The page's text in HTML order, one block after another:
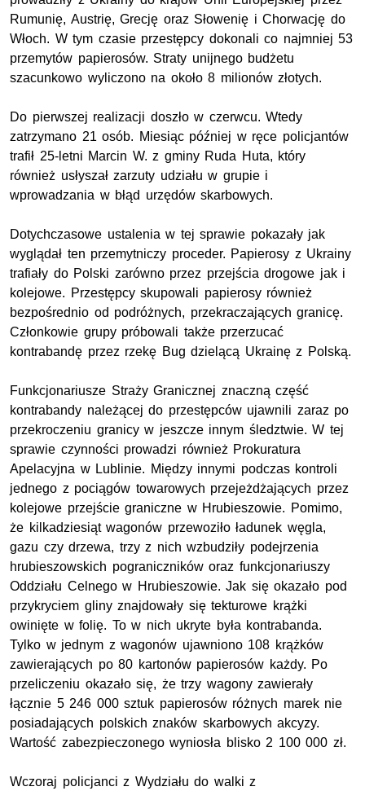
Rumunię, Austrię, Grecję oraz Słowenię i Chorwację do
Włoch. W tym czasie przestępcy dokonali co najmniej 53
przemytów papierosów. Straty unijnego budżetu
szacunkowo wyliczono na około 8 milionów złotych.
Do pierwszej realizacji doszło w czerwcu. Wtedy
zatrzymano 21 osób. Miesiąc później w ręce policjantów
trafił 25-letni Marcin W. z gminy Ruda Huta, który
również usłyszał zarzuty udziału w grupie i
wprowadzania w błąd urzędów skarbowych.
Dotychczasowe ustalenia w tej sprawie pokazały jak
wyglądał ten przemytniczy proceder. Papierosy z Ukrainy
trafiały do Polski zarówno przez przejścia drogowe jak i
kolejowe. Przestępcy skupowali papierosy również
bezpośrednio od podróżnych, przekraczających granicę.
Członkowie grupy próbowali także przerzucać
kontrabandę przez rzekę Bug dzielącą Ukrainę z Polską.
Funkcjonariusze Straży Granicznej znaczną część
kontrabandy należącej do przestępców ujawnili zaraz po
przekroczeniu granicy w jeszcze innym śledztwie. W tej
sprawie czynności prowadzi również Prokuratura
Apelacyjna w Lublinie. Między innymi podczas kontroli
jednego z pociągów towarowych przejeżdżających przez
kolejowe przejście graniczne w Hrubieszowie. Pomimo,
że kilkadziesiąt wagonów przewoziło ładunek węgla,
gazu czy drzewa, trzy z nich wzbudziły podejrzenia
hrubieszowskich pograniczników oraz funkcjonariuszy
Oddziału Celnego w Hrubieszowie. Jak się okazało pod
przykryciem gliny znajdowały się tekturowe krążki
owinięte w folię. To w nich ukryte była kontrabanda.
Tylko w jednym z wagonów ujawniono 108 krążków
zawierających po 80 kartonów papierosów każdy. Po
przeliczeniu okazało się, że trzy wagony zawierały
łącznie 5 246 000 sztuk papierosów różnych marek nie
posiadających polskich znaków skarbowych akcyzy.
Wartość zabezpieczonego wyniosła blisko 2 100 000 zł.
Wczoraj policjanci z Wydziału do walki z